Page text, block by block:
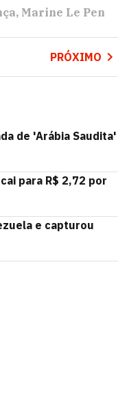
Marine Le Pen
PRÓXIMO
de 'Arábia Saudita'
para R$ 2,72 por
e capturou